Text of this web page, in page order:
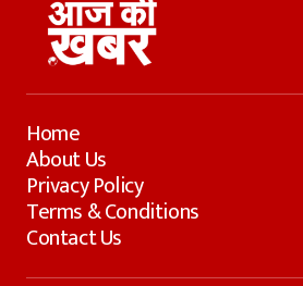
Home
About Us
Privacy Policy
Terms & Conditions
Contact Us